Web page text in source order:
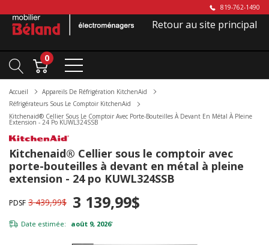
819-762-1490
Retour au site principal
0
Accueil
Appareils De Réfrigération KitchenAid
Réfrigérateurs Sous Le Comptoir KitchenAid
Kitchenaid® Cellier Sous Le Comptoir Avec Porte-Bouteilles À Devant En Métal À Pleine
Extension - 24 Po KUWL324SSB
Kitchenaid® Cellier sous le comptoir avec
porte-bouteilles à devant en métal à pleine
extension - 24 po KUWL324SSB
PDSF 3 439,99$ 3 139,99$
Date estimée: août 9, 2026*